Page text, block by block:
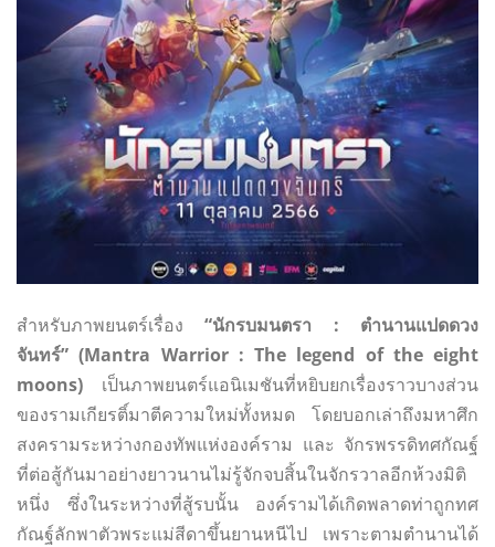
​สำหรับภาพยนตร์เรื่อง“นักรบมนตรา : ตำนานแปดดวง
จันทร์” (Mantra Warrior : The legend of the eight
moons) เป็นภาพยนตร์แอนิเมชันที่หยิบยกเรื่องราวบางส่วน
ของรามเกียรติ์มาตีความใหม่ทั้งหมด โดยบอกเล่าถึงมหาศึก
สงครามระหว่างกองทัพแห่งองค์ราม และ จักรพรรดิทศกัณฐ์
ที่ต่อสู้กันมาอย่างยาวนานไม่รู้จักจบสิ้นในจักรวาลอีกห้วงมิติ
หนึ่ง ซึ่งในระหว่างที่สู้รบนั้น องค์รามได้เกิดพลาดท่าถูกทศ
กัณฐ์ลักพาตัวพระแม่สีดาขึ้นยานหนีไป เพราะตามตำนานได้